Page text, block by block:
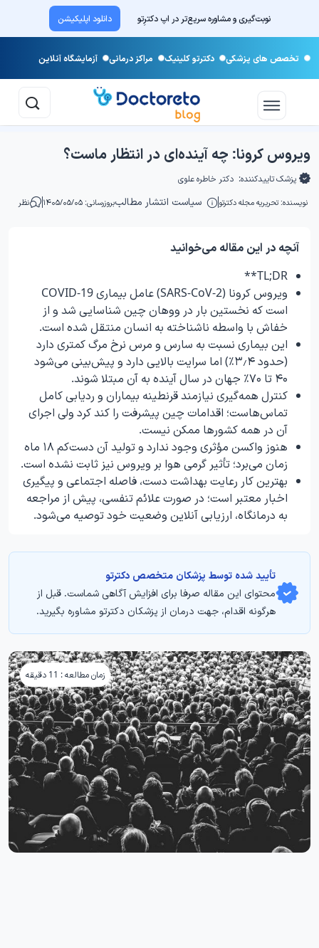
نوبت‌گیری و مشاوره سریع‌تر در اپ دکترِتو دانلود اپلیکیشن
تخصص های پزشکی دکترتو کلینیک مراکز درمانی آزمایشگاه آنلاین
ویروس کرونا: چه آینده‌ای در انتظار ماست؟
پزشک تاییدکننده: دکتر خاطره علوی
نویسنده: تحریریه مجله دکترتو سیاست انتشار مطالببروزرسانی: ۱۴۰۵/۰۵/۰۵ نظر
آنچه در این مقاله می‌خوانید
TL;DR**
ویروس کرونا (SARS-CoV-2) عامل بیماری COVID-19
است که نخستین بار در ووهان چین شناسایی شد و از
خفاش با واسطه ناشناخته به انسان منتقل شده است.
این بیماری نسبت به سارس و مرس نرخ مرگ کمتری دارد
(حدود ۳٫۴٪) اما سرایت بالایی دارد و پیش‌بینی می‌شود
۴۰ تا ۷۰٪ جهان در سال آینده به آن مبتلا شوند.
کنترل همه‌گیری نیازمند قرنطینه بیماران و ردیابی کامل
تماس‌هاست؛ اقدامات چین پیشرفت را کند کرد ولی اجرای
آن در همه کشورها ممکن نیست.
هنوز واکسن مؤثری وجود ندارد و تولید آن دست‌کم ۱۸ ماه
زمان می‌برد؛ تأثیر گرمی هوا بر ویروس نیز ثابت نشده است.
بهترین کار رعایت بهداشت دست، فاصله اجتماعی و پیگیری
اخبار معتبر است؛ در صورت علائم تنفسی، پیش از مراجعه
به درمانگاه، ارزیابی آنلاین وضعیت خود توصیه می‌شود.
تأیید‌‌‌‌‌‌‌ شده توسط پزشکان متخصص دکترتو
محتوای این مقاله صرفا برای افزایش آگاهی شماست. قبل از
هرگونه اقدام، جهت درمان از پزشکان دکترتو مشاوره بگیرید.
زمان مطالعه : 11 دقیقه